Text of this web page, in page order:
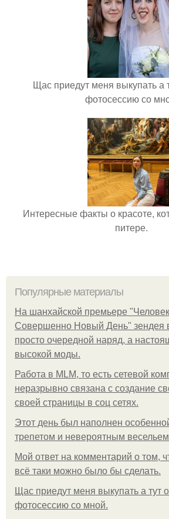
Щас приедут меня выкупать а
фотосессию со
Интересные факты о красоте,
питере.
Популярные материалы
На шанхайской премьере
Совершенно Новый День" зендея
просто очередной наряд, а
высокой моды.
Работа в MLM, то есть сетевой
неразрывно связана с создание
своей страницы в соц сетях.
Этот день был наполнен
трепетом и невероятным
Мой ответ на комментарий о том,
всё таки можно было бы сделать.
Щас приедут меня выкупать а тут
фотосессию со мной.